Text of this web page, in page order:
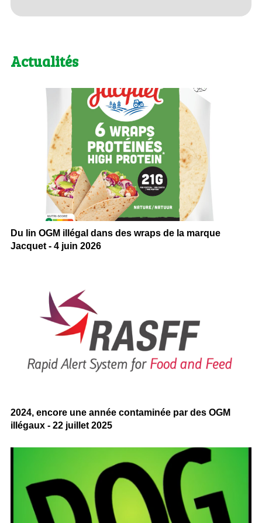
Actualités
Du lin OGM illégal dans des wraps de la marque
Jacquet - 4 juin 2026
2024, encore une année contaminée par des OGM
illégaux - 22 juillet 2025